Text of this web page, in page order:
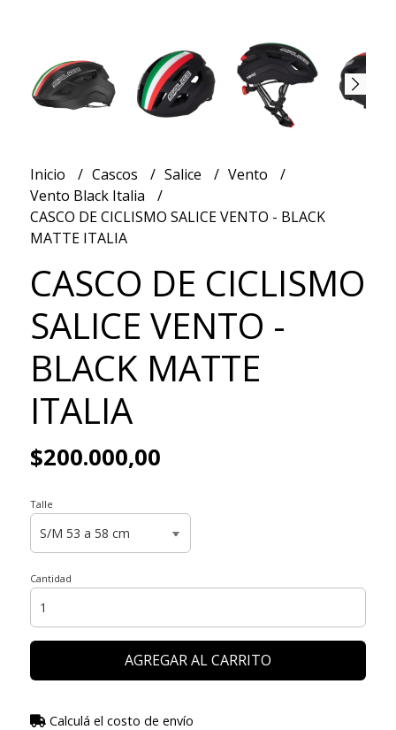
Inicio Cascos Salice
Vento
Vento Black Italia
CASCO DE CICLISMO SALICE VENTO - BLACK
MATTE ITALIA
CASCO DE CICLISMO
SALICE VENTO -
BLACK MATTE
ITALIA
$200.000,00
Talle
Cantidad
AGREGAR AL CARRITO
Calculá el costo de envío